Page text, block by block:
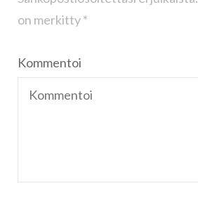
on merkitty*
Kommentoi